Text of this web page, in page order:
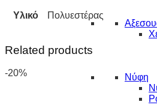
Νύφη
Υλικό Πολυεστέρας
Related products
-20%